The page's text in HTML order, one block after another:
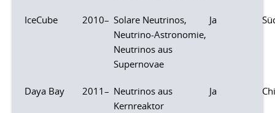
IceCube 2010– Solare Neutrinos,
Neutrino-Astronomie,
Neutrinos aus
Supernovae
Ja
Daya Bay 2011– Neutrinos aus
Kernreaktor
Ja